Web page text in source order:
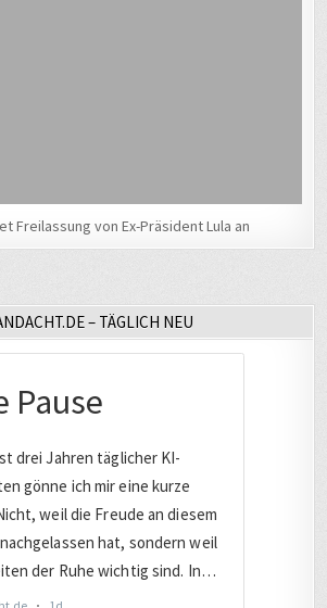
Freilassung von Ex-Präsident Lula an
– TÄGLICH NEU